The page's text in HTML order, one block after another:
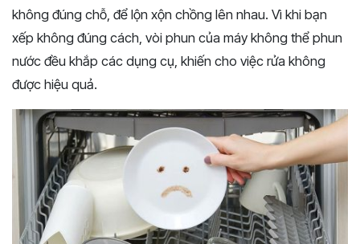
không đúng chỗ, để lộn xộn chồng lên nhau. Vì khi bạn
xếp không đúng cách, vòi phun của máy không thể phun
nước đều khắp các dụng cụ, khiến cho việc rửa không
được hiệu quả.